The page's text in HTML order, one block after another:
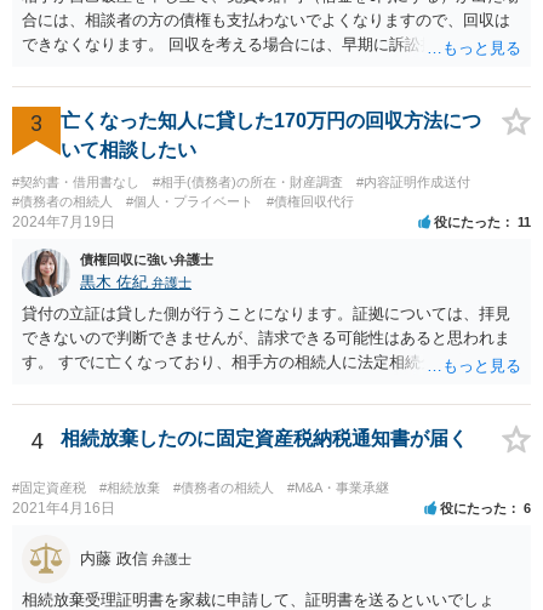
合には、相談者の方の債権も支払わないでよくなりますので、回収は
できなくなります。 回収を考える場合には、早期に訴訟提起などを進
3
亡くなった知人に貸した170万円の回収方法につ
いて相談したい
#契約書・借用書なし #相手(債務者)の所在・財産調査
#内容証明作成送付
#債務者の相続人
#個人・プライベート #債権回収代行
2024年7月19日 役にたった 11
債権回収に強い弁護士
黒木 佐紀 弁護士
貸付の立証は貸した側が行うことになります。証拠については、拝見
できないので判断できませんが、請求できる可能性はあると思われま
す。 すでに亡くなっており、相手方の相続人に法定相続分に応じて請
が難しくなります。 お早めに相続人に請求していくか、それが難しい
場合は、弁護士に相談されるのがよろしいかと思います。
4 相続放棄したのに固定資産税納税通知書が届く
#固定資産税 #相続放棄 #債務者の相続人 #M&A・事業承継
2021年4月16日 役にたった 6
内藤 政信 弁護士
相続放棄受理証明書を家裁に申請して、証明書を送るといいでしょ